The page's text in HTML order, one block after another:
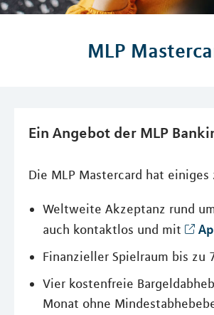
MLP
Ein Angebot der MLP
Die MLP Mastercard hat
Weltweite Akzeptanz rund
auch kontaktlos und mit
Finanzieller Spielraum bis zu
Vier kostenfreie
Monat ohne